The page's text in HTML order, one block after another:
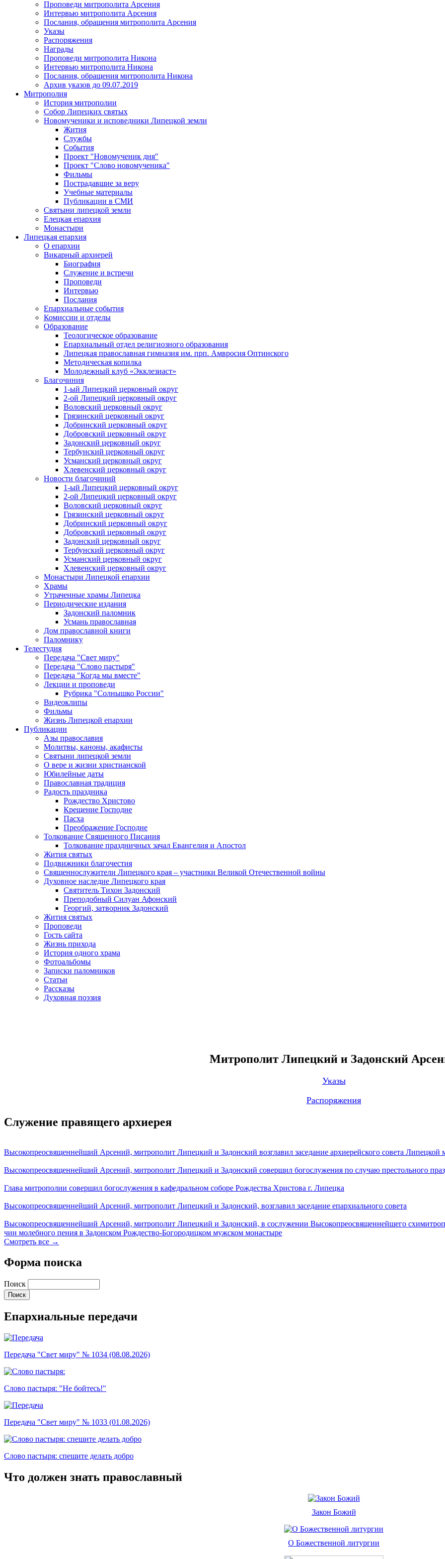
Проповеди митрополита Арсения
Интервью митрополита Арсения
Послания, обращения митрополита Арсения
Указы
Распоряжения
Награды
Проповеди митрополита Никона
Интервью митрополита Никона
Послания, обращения митрополита Никона
Архив указов до 09.07.2019
Митрополия
История митрополии
Собор Липецких святых
Новомученики и исповедники Липецкой земли
Жития
Службы
События
Проект "Новомученик дня"
Проект "Слово новомученика"
Фильмы
Пострадавшие за веру
Учебные материалы
Публикации в СМИ
Святыни липецкой земли
Елецкая епархия
Монастыри
Липецкая епархия
О епархии
Викарный архиерей
Биография
Служение и встречи
Проповеди
Интервью
Послания
Епархиальные события
Комиссии и отделы
Образование
Теологическое образование
Епархиальный отдел религиозного образования
Липецкая православная гимназия им. прп. Амвросия Оптинского
Методическая копилка
Молодежный клуб «Экклезиаст»
Благочиния
1-ый Липецкий церковный округ
2-ой Липецкий церковный округ
Воловский церковный округ
Грязинский церковный округ
Добринский церковный округ
Добровский церковный округ
Задонский церковный округ
Тербунский церковный округ
Усманский церковный округ
Хлевенский церковный округ
Новости благочиний
1-ый Липецкий церковный округ
2-ой Липецкий церковный округ
Воловский церковный округ
Грязинский церковный округ
Добринский церковный округ
Добровский церковный округ
Задонский церковный округ
Тербунский церковный округ
Усманский церковный округ
Хлевенский церковный округ
Монастыри Липецкой епархии
Храмы
Утраченные храмы Липецка
Периодические издания
Задонский паломник
Усмань православная
Дом православной книги
Паломнику
Телестудия
Передача "Свет миру"
Передача "Слово пастыря"
Передача "Когда мы вместе"
Лекции и проповеди
Рубрика "Солнышко России"
Видеоклипы
Фильмы
Жизнь Липецкой епархии
Публикации
Азы православия
Молитвы, каноны, акафисты
Святыни липецкой земли
О вере и жизни христианской
Юбилейные даты
Православная традиция
Радость праздника
Рождество Христово
Крещение Господне
Пасха
Преображение Господне
Толкование Священного Писания
Толкование праздничных зачал Евангелия и Апостол
Жития святых
Подвижники благочестия
Священнослужители Липецкого края – участники Великой Отечественной войны
Духовное наследие Липецкого края
Святитель Тихон Задонский
Преподобный Силуан Афонский
Георгий, затворник Задонский
Жития святых
Проповеди
Гость сайта
Жизнь прихода
История одного храма
Фотоальбомы
Записки паломников
Статьи
Рассказы
Духовная поэзия
Митрополит Липецкий и Задонский
Указы
Распоряжения
Служение правящего архиерея
Высокопреосвященнейший Арсений, митрополит Липецкий и Задонский возглавил заседание архиерейского совета Липецкой
Высокопреосвященнейший Арсений, митрополит Липецкий и Задонский совершил богослужения по случаю престольного
Глава митрополии совершил богослужения в кафедральном соборе Рождества Христова г. Липецка
Высокопреосвященнейший Арсений, митрополит Липецкий и Задонский, возглавил заседание епархиального совета
Высокопреосвященнейший Арсений, митрополит Липецкий и Задонский, в сослужении Высокопреосвященнейшего
чин молебного пения в Задонском Рождество-Богородицком мужском монастыре
Смотреть все →
Форма поиска
Поиск
Епархиальные передачи
Передача "Свет миру" № 1034 (08.08.2026)
Слово пастыря: "Не бойтесь!"
Передача "Свет миру" № 1033 (01.08.2026)
Слово пастыря: спешите делать добро
Что должен знать православный
Закон Божий
О Божественной литургии